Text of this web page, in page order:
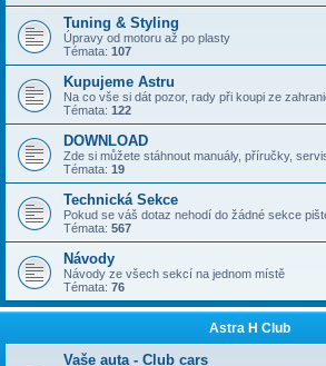
Tuning & Styling
Úpravy od motoru až po plasty
Témata: 107
Kupujeme Astru
Na co vše si dát pozor, rady při koupi ze
Témata: 122
DOWNLOAD
Zde si můžete stáhnout manuály, příručky,
Témata: 19
Technická Sekce
Pokud se váš dotaz nehodí do žádné sekce
Témata: 567
Návody
Návody ze všech sekcí na jednom místě
Témata: 76
Astra H Club
Vaše auta - Club cars